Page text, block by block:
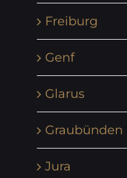
Freiburg
Genf
Glarus
Graubünden
Jura